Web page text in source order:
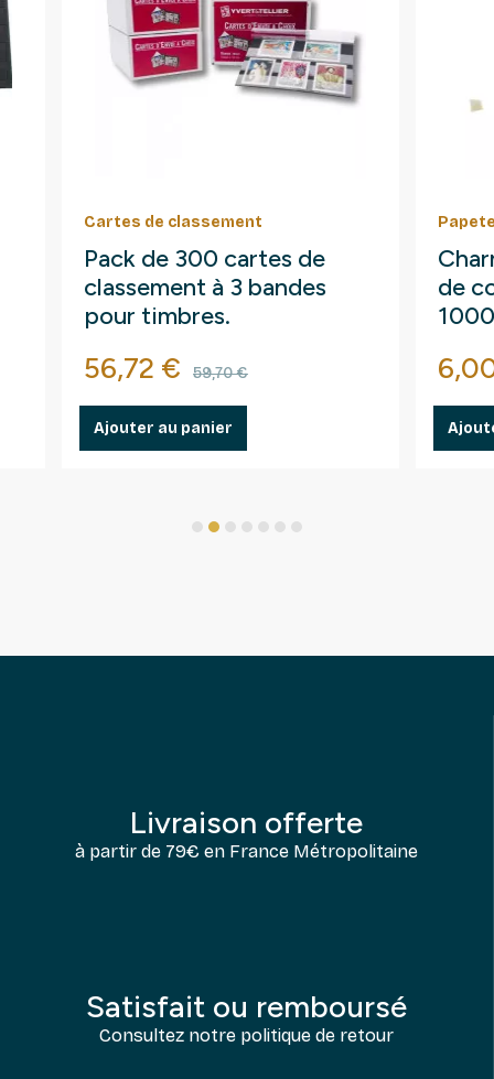
Cartes de classement
Pack de 300 cartes de
classement à 3 bandes
pour timbres.
Prix
56,72 € Prix de base
59,70 €
Ajouter au panier
de
Prix
Livraison offerte
à partir de 79€ en France Métropolitaine
Satisfait ou remboursé
Consultez notre politique de retour